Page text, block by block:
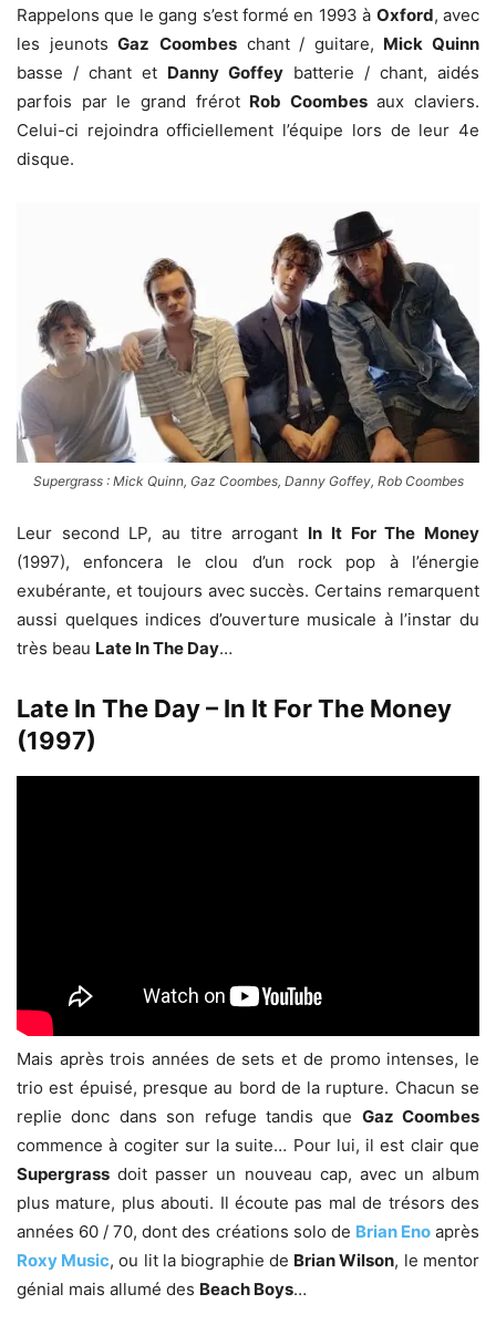
Rappelons que le gang s’est formé en 1993 à Oxford, avec
les jeunotsGaz Coombeschant / guitare, Mick Quinn
basse / chant et Danny Goffey batterie / chant, aidés
parfois par le grand frérot Rob Coombesaux claviers.
Celui-ci rejoindra officiellement l’équipe lors de leur 4e
disque.
Supergrass : Mick Quinn, Gaz Coombes, Danny Goffey, Rob Coombes
Leur second LP, au titre arrogant In It For The Money
(1997), enfoncera le clou d’un rock pop à l’énergie
exubérante, et toujours avec succès. Certains remarquent
aussi quelques indices d’ouverture musicale à l’instar du
très beau Late In The Day…
Late In The Day – In It For The Money
(1997)
Mais après trois années de sets et de promo intenses, le
trio est épuisé, presque au bord de la rupture. Chacun se
replie donc dans son refuge tandis que Gaz Coombes
commence à cogiter sur la suite… Pour lui, il est clair que
Supergrass doit passer un nouveau cap, avec un album
plus mature, plus abouti. Il écoute pas mal de trésors des
années 60 / 70, dont des créations solo de Brian Enoaprès
Roxy Music, ou lit la biographie de Brian Wilson, le mentor
génial mais allumé des Beach Boys…